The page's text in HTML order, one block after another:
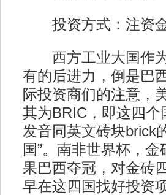
投资方式：注资金
西方工业大国作为
有的后进力，倒是巴
际投资商们的注意，
其为BRIC，即这四
发音同英文砖块brick
国”。南非世界杯，
果巴西夺冠，对金砖
早在这四国找好投资